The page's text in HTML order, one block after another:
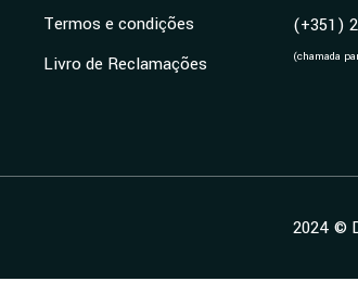
Termos e condições
Livro de Reclamações
(+351)
(chamada
2024 ©